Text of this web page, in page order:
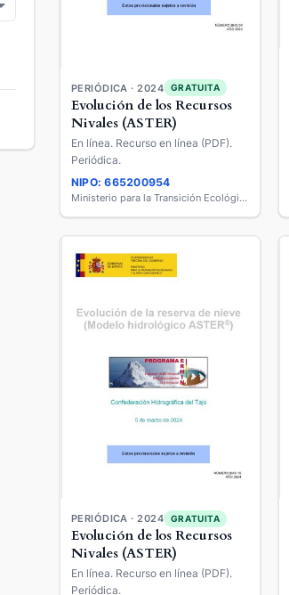
PERIÓDICA · 2024 GRATUITA
Evolución de los Recursos
Nivales (ASTER)
En línea. Recurso en línea (PDF).
Periódica.
NIPO: 665200954
Ministerio para la Transición Ecológica y el Reto Demográfico
PERIÓDICA · 2024 GRATUITA
Evolución de los Recursos
Nivales (ASTER)
En línea. Recurso en línea (PDF).
Periódica.